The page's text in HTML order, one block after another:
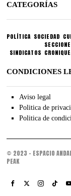
CATEGORÍAS
POLÍTICA SOCIEDAD
SINDICATOS
CONDICIONES
Aviso legal
Politica de
Politica de
© 2023 - ESPACIO
PEAK